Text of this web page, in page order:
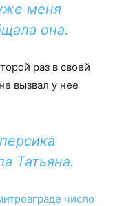
меня
она.
раз в своей
вызвал у нее
Татьяна.
число